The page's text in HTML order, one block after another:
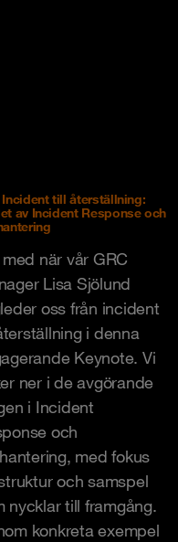
Incident till återställning:
av Incident Response och
med när vår GRC
Lisa Sjölund
oss från incident
i denna
Keynote. Vi
ner i de avgörande
i Incident
och
med fokus
och samspel
nycklar till framgång.
konkreta exempel